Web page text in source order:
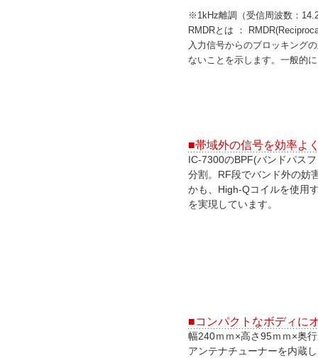
※1kHz離調（受信周波数：
RMDRとは ：
入力信号からのブロッキング
ないことを示します。一般的
■帯域外の信号を効率よ
IC-7300のBPF(バンドパス
分割。RF段でバンド外の妨
かも、High-Qコイルを使用
を実現しています。
■コンパクトなボディに
幅240ｍｍ×高さ95ｍｍ×奥
アンテナチューナーを内蔵